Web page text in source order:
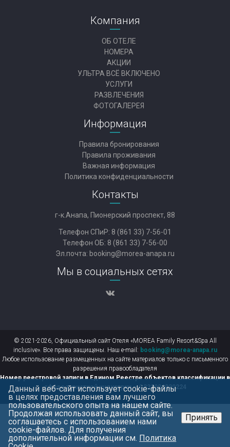
Компания
ОБ ОТЕЛЕ
НОМЕРА
АКЦИИ
УЛЬТРА ВСЁ ВКЛЮЧЕНО
УСЛУГИ
РАЗВЛЕЧЕНИЯ
ФОТОГАЛЕРЕЯ
Информация
Правила бронирования
Правила проживания
Важная информация
Политика конфиденциальности
Контакты
г-к.Анапа, Пионерский проспект, 88
Телефон СПиР: 8 (861 33) 7-56-01
Телефон ОБ: 8 (861 33) 7-56-00
Эл.почта: booking@morea-anapa.ru
Мы в социальных сетях
© 2021-2026, Официальный сайт Отеля «MOREA Family Resort&Spa All
inclusive». Все права защищены. Наш e-mail: booking@morea-anapa.ru
Любое использование размещенных на сайте материалов только с письменного
разрешения правообладателя
Номер реестровой записи в Едином Реестре объектов классификации в
сфере туристкой индустрии – С232024020224
Данный веб-сайт использует cookie-файлы
в целях предоставления вам лучшего
пользовательского опыта на нашем сайте.
Продолжая использовать данный сайт, вы
соглашаетесь с использованием нами
cookie-файлов. Для получения
дополнительной информации см. Политика
Принять